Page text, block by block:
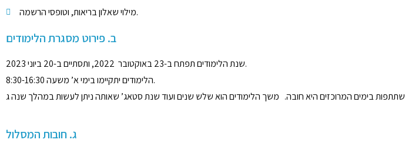
מילוי שאלון בריאות, וטופסי הרשמה.
ב. פירוט מסגרת הלימודים
שנת הלימודים תפתח ב-23 באוקטובר 2022, ותסתיים ב-20 ביוני 2023.
הלימודים יתקיימו בימי א’ משעה 8:30-16:30.
ג. חובות המסלול